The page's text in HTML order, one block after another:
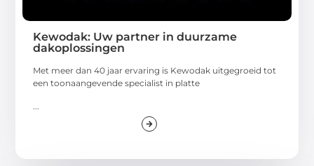
Kewodak: Uw partner in duurzame
dakoplossingen
Met meer dan 40 jaar ervaring is Kewodak uitgegroeid tot
een toonaangevende specialist in platte